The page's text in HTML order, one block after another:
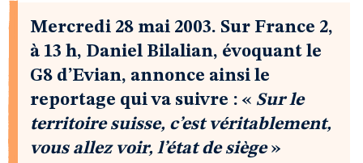
Mercredi 28 mai 2003. Sur France 2,
à 13 h, Daniel Bilalian, évoquant le
G8 d’Evian, annonce ainsi le
reportage qui va suivre : « Sur le
territoire suisse, c’est véritablement,
vous allez voir, l’état de siège»